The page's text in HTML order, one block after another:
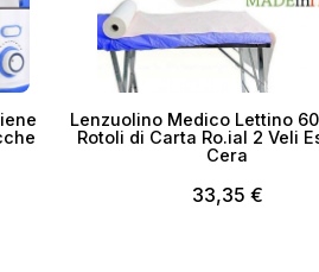
Lenzuolino Medico Lettino
Rotoli di Carta Ro.ial 2 Veli
Cera
33,35 €